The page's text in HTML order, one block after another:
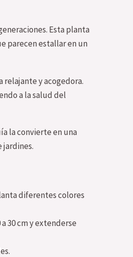
Esta planta
parecen estallar en un
relajante y acogedora.
a la salud del
la convierte en una
jardines.
diferentes colores
30 cm y extenderse